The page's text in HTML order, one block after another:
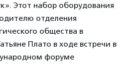
Этот набор оборудования
отделения
общества в
Плато в ходе встречи в
форуме